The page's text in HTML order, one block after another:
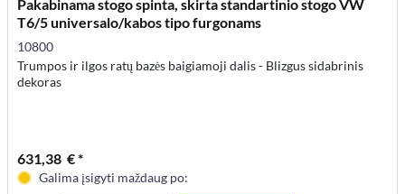
Pakabinama stogo spinta, skirta standartinio stogo VW
T6/5 universalo/kabos tipo furgonams
10800
Trumpos ir ilgos ratų bazės baigiamoji dalis - Blizgus sidabrinis
dekoras
631,38 € *
Galima įsigyti maždaug po: